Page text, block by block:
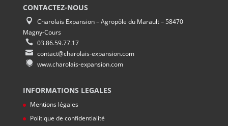
CONTACTEZ-NOUS
Charolais Expansion – Agropôle du Marault – 58470
Magny-Cours
03.86.59.77.17
contact@charolais-expansion.com
www.charolais-expansion.com
INFORMATIONS LEGALES
Mentions légales
Politique de confidentialité